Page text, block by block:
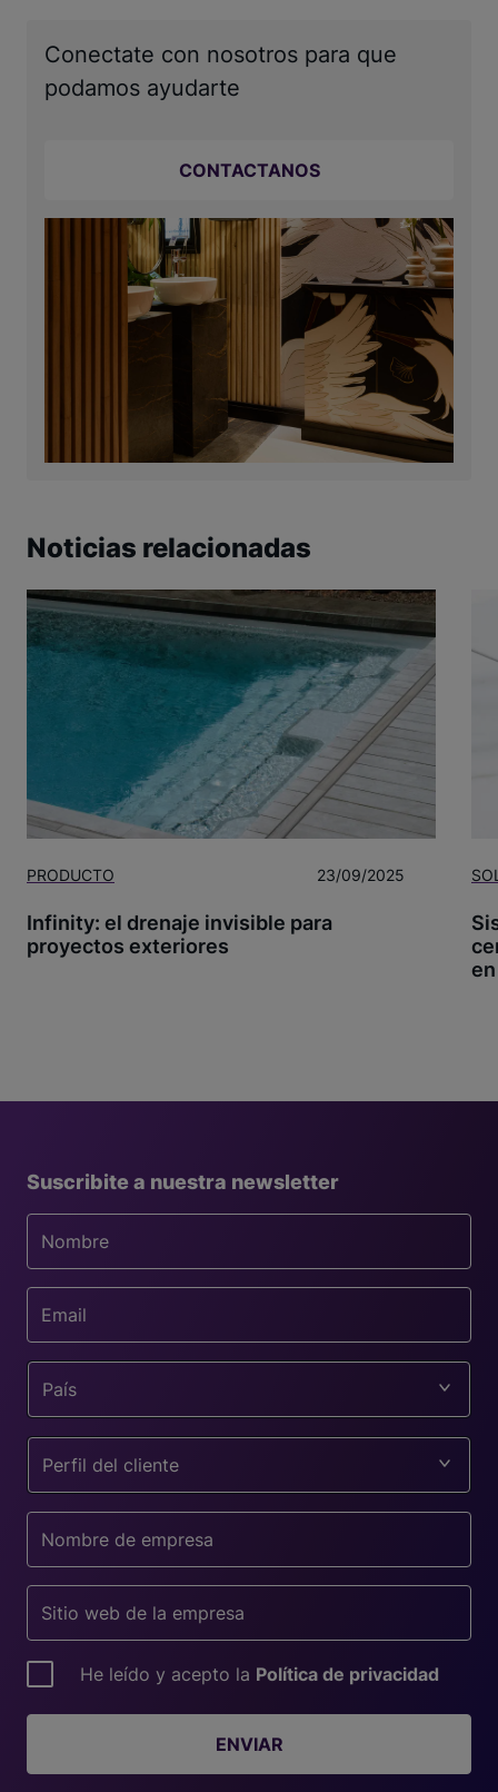
Conectate con nosotros para que
podamos ayudarte
CONTACTANOS
Noticias relacionadas
PRODUCTO 23/09/2025
Infinity: el drenaje invisible para
proyectos exteriores
Suscribite a nuestra newsletter
País
Perfil del cliente
He leído y acepto la Política de privacidad
ENVIAR